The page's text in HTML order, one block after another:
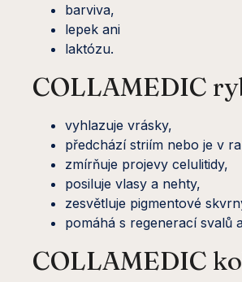
barviva,
lepek ani
laktózu.
COLLAMEDIC
vyhlazuje vrásky,
předchází striím nebo je v
zmírňuje projevy celulitidy,
posiluje vlasy a nehty,
zesvětluje pigmentové
pomáhá s regenerací svalů
COLLAMEDIC